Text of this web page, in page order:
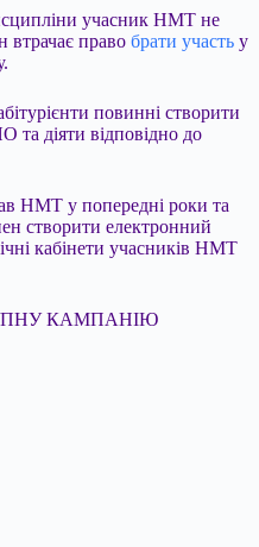
учасник НМТ не
втрачає право брати участь у
повинні створити
та діяти відповідно до
НМТ у попередні роки та
створити електронний
кабінети учасників НМТ
КАМПАНІЮ